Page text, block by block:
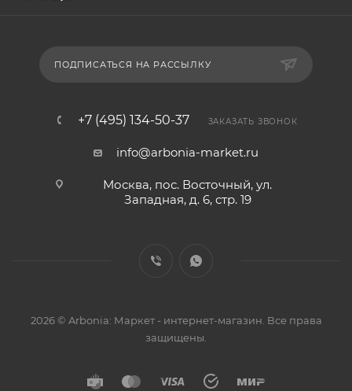
ПОДПИСАТЬСЯ НА РАССЫЛКУ
+7 (495) 134-50-37 ЗАКАЗАТЬ ЗВОНОК
info@arbonia-market.ru
Москва, пос. Восточный, ул.
Западная, д. 6, стр. 19
2026 © Arbonia: Маркет - интернет-магазин. Все права
защищены.